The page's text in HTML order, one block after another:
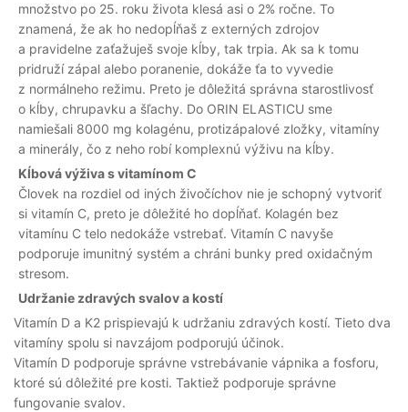
množstvo po 25. roku života klesá asi o 2% ročne. To
znamená, že ak ho nedopĺňaš z externých zdrojov
a pravidelne zaťažuješ svoje kĺby, tak trpia. Ak sa k tomu
pridruží zápal alebo poranenie, dokáže ťa to vyvedie
z normálneho režimu. Preto je dôležitá správna starostlivosť
o kĺby, chrupavku a šľachy. Do ORIN ELASTICU sme
namiešali 8000 mg kolagénu, protizápalové zložky, vitamíny
a minerály, čo z neho robí komplexnú výživu na kĺby.
Kĺbová výživa s vitamínom C
Človek na rozdiel od iných živočíchov nie je schopný vytvoriť
si vitamín C, preto je dôležité ho dopĺňať. Kolagén bez
vitamínu C telo nedokáže vstrebať. Vitamín C navyše
podporuje imunitný systém a chráni bunky pred oxidačným
stresom.
Udržanie zdravých svalov a kostí
Vitamín D a K2 prispievajú k udržaniu zdravých kostí. Tieto dva
vitamíny spolu si navzájom podporujú účinok.
Vitamín D podporuje správne vstrebávanie vápnika a fosforu,
ktoré sú dôležité pre kosti. Taktiež podporuje správne
fungovanie svalov.